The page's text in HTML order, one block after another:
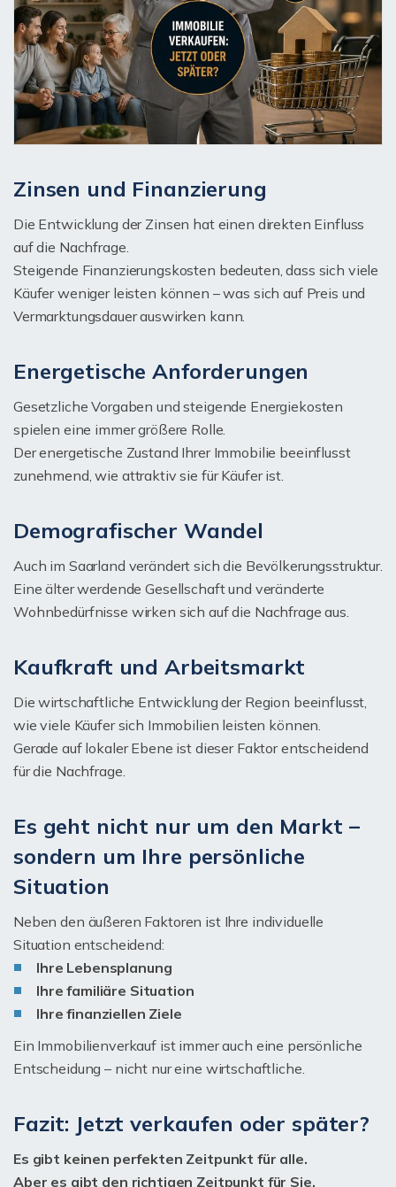
Zinsen und Finanzierung
Die Entwicklung der Zinsen hat einen direkten Einfluss
auf die Nachfrage.
Steigende Finanzierungskosten bedeuten, dass sich viele
Käufer weniger leisten können – was sich auf Preis und
Vermarktungsdauer auswirken kann.
Energetische Anforderungen
Gesetzliche Vorgaben und steigende Energiekosten
spielen eine immer größere Rolle.
Der energetische Zustand Ihrer Immobilie beeinflusst
zunehmend, wie attraktiv sie für Käufer ist.
Demografischer Wandel
Auch im Saarland verändert sich die Bevölkerungsstruktur.
Eine älter werdende Gesellschaft und veränderte
Wohnbedürfnisse wirken sich auf die Nachfrage aus.
Kaufkraft und Arbeitsmarkt
Die wirtschaftliche Entwicklung der Region beeinflusst,
wie viele Käufer sich Immobilien leisten können.
Gerade auf lokaler Ebene ist dieser Faktor entscheidend
für die Nachfrage.
Es geht nicht nur um den Markt –
sondern um Ihre persönliche
Situation
Neben den äußeren Faktoren ist Ihre individuelle
Situation entscheidend:
Ihre Lebensplanung
Ihre familiäre Situation
Ihre finanziellen Ziele
Ein Immobilienverkauf ist immer auch eine persönliche
Entscheidung – nicht nur eine wirtschaftliche.
Fazit: Jetzt verkaufen oder später?
Es gibt keinen perfekten Zeitpunkt für alle.
Aber es gibt den richtigen Zeitpunkt für Sie.